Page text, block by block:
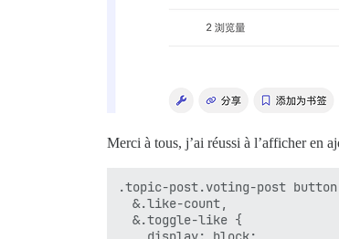
Merci à tous, j’ai réussi à l’afficher en
.topic-post.voting-post
  &.like-count,
  &.toggle-like {